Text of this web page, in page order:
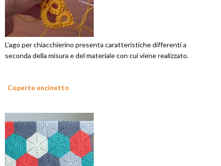
L'ago per chiacchierino presenta caratteristiche differenti a
seconda della misura e del materiale con cui viene realizzato.
Coperte uncinetto